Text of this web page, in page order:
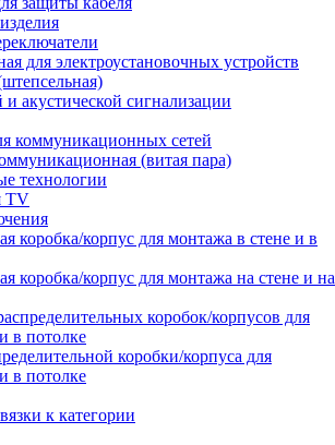
для электроустановочных устройств
и акустической сигнализации
коммуникационных сетей
(витая пара)
технологии
TV
коробка/корпус для монтажа в стене и в
коробка/корпус для монтажа на стене и на
коробок/корпусов для
в потолке
коробки/корпуса для
в потолке
к категории